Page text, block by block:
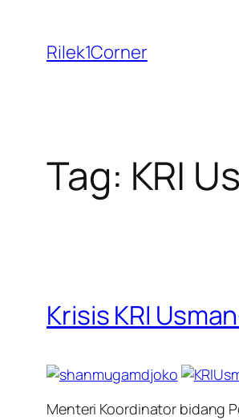
content
Rilek1Corner
Tag: KRI
Krisis KRI
Menteri Koordinator bidang